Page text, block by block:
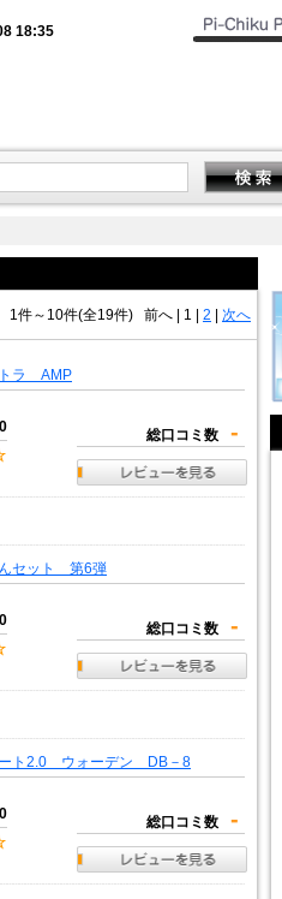
18:35
1件～10件(全19件) 前へ 1 | 2 次へ
ラ AMP
総口コミ数 -
セット 第6弾
総口コミ数 -
ト2.0 ウォーデン DB－8
総口コミ数 -